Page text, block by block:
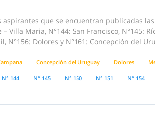
aspirantes que se encuentran publicadas
Villa Maria, N°144: San Francisco, N°145:
N°156: Dolores y N°161: Concepción del
Concepción del Uruguay Dolores
N° 144 N° 145 N° 150 N° 151 N° 154